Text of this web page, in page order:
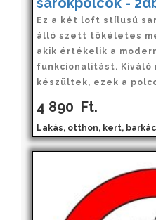
Ez a két loft stílusú
álló szett tökéletes
akik értékelik a
funkcionalitást. Kiváló
készültek, ezek a
4 890 Ft.
Lakás, otthon, kert,